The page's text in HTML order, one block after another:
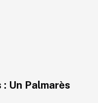
: Un Palmarès